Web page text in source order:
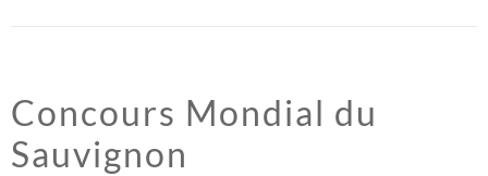
Concours Mondial du
Sauvignon